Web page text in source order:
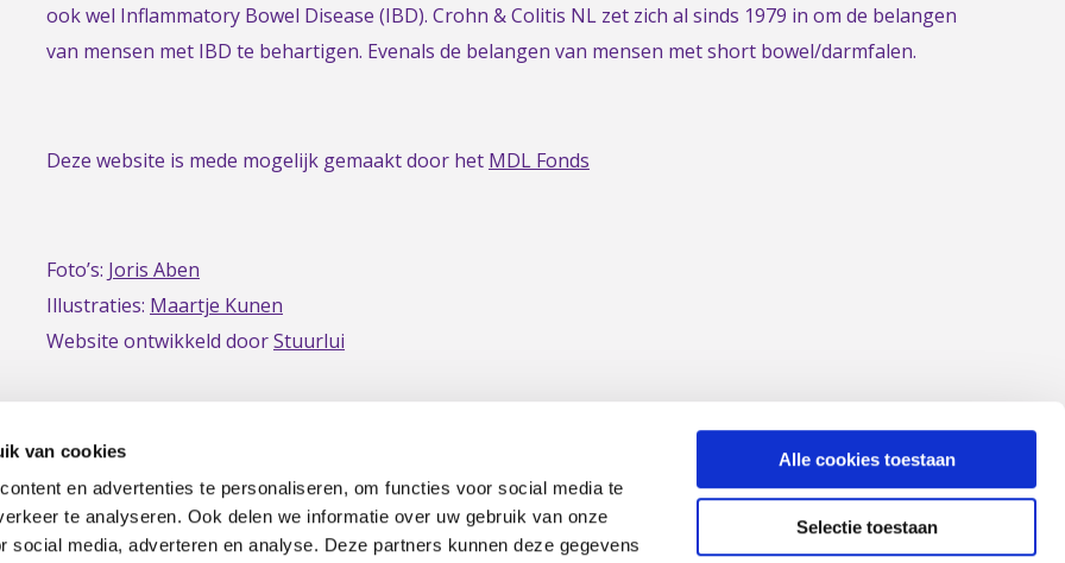
van cookies
en advertenties te personaliseren, om functies voor social media te
te analyseren. Ook delen we informatie over uw gebruik van onze
social media, adverteren en analyse. Deze partners kunnen deze gegevens
Alle cookies toestaan
Selectie toestaan
homepage
ook wel Inflammatory Bowel Disease (IBD). Crohn & Colitis NL zet zich al sinds 1979 in om de belangen
van mensen met IBD te behartigen. Evenals de belangen van mensen met short bowel/darmfalen.
Deze website is mede mogelijk gemaakt door het MDL Fonds
Foto’s: Joris Aben
Illustraties: Maartje Kunen
Website ontwikkeld doorStuurlui